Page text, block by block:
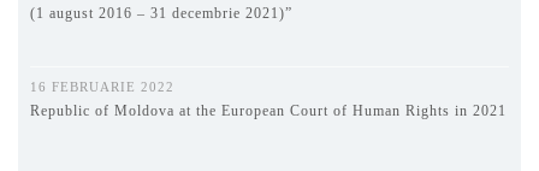
(1 august 2016 – 31 decembrie 2021)”
16 FEBRUARIE 2022
Republic of Moldova at the European Court of Human Rights in 2021